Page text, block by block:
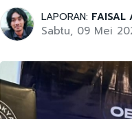
LAPORAN: FAISAL
Sabtu, 09 Mei